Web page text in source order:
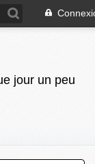
jour un peu